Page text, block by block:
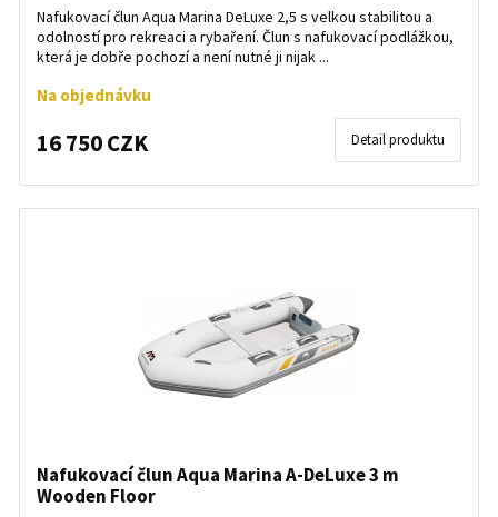
Nafukovací člun Aqua Marina DeLuxe 2,5 s velkou stabilitou a
odolností pro rekreaci a rybaření. Člun s nafukovací podlážkou,
která je dobře pochozí a není nutné ji nijak ...
Na objednávku
16 750 CZK Detail produktu
Nafukovací člun Aqua Marina A-DeLuxe 3 m
Wooden Floor